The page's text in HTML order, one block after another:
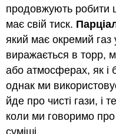
продовжують робити
має свій тиск.
який має окремий газ
виражається в торр,
або атмосферах, як і
однак ми
йде про чисті гази, і
коли ми говоримо про
суміші.